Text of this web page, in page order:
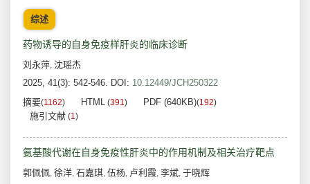
综述
药物诱导的自身免疫样肝炎的临床诊断
刘永萍, 沈瑶杰
2025, 41(3): 542-546. DOI: 10.12449/JCH250322
摘要(1162) HTML (391) PDF (640KB)(192)
施引文献 (1)
氨基酸代谢在自身免疫性肝炎中的作用机制及相关治疗靶点
郭佩佩, 徐洋, 石嘉琪, 伍杨, 卢利霞, 李斌, 于晓辉